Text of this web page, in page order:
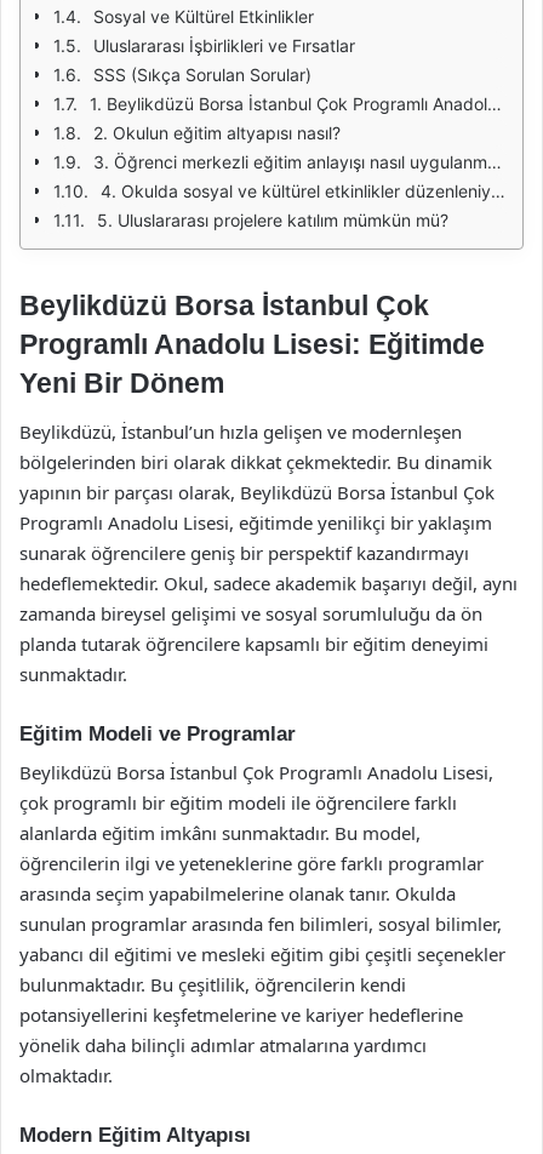
Sosyal ve Kültürel Etkinlikler
Uluslararası İşbirlikleri ve Fırsatlar
SSS (Sıkça Sorulan Sorular)
1. Beylikdüzü Borsa İstanbul Çok Programlı Anadolu Lisesi'nde hangi programlar bulunmaktadır?
2. Okulun eğitim altyapısı nasıl?
3. Öğrenci merkezli eğitim anlayışı nasıl uygulanmaktadır?
4. Okulda sosyal ve kültürel etkinlikler düzenleniyor mu?
5. Uluslararası projelere katılım mümkün mü?
Beylikdüzü Borsa İstanbul Çok
Programlı Anadolu Lisesi: Eğitimde
Yeni Bir Dönem
Beylikdüzü, İstanbul’un hızla gelişen ve modernleşen
bölgelerinden biri olarak dikkat çekmektedir. Bu dinamik
yapının bir parçası olarak, Beylikdüzü Borsa İstanbul Çok
Programlı Anadolu Lisesi, eğitimde yenilikçi bir yaklaşım
sunarak öğrencilere geniş bir perspektif kazandırmayı
hedeflemektedir. Okul, sadece akademik başarıyı değil, aynı
zamanda bireysel gelişimi ve sosyal sorumluluğu da ön
planda tutarak öğrencilere kapsamlı bir eğitim deneyimi
sunmaktadır.
Eğitim Modeli ve Programlar
Beylikdüzü Borsa İstanbul Çok Programlı Anadolu Lisesi,
çok programlı bir eğitim modeli ile öğrencilere farklı
alanlarda eğitim imkânı sunmaktadır. Bu model,
öğrencilerin ilgi ve yeteneklerine göre farklı programlar
arasında seçim yapabilmelerine olanak tanır. Okulda
sunulan programlar arasında fen bilimleri, sosyal bilimler,
yabancı dil eğitimi ve mesleki eğitim gibi çeşitli seçenekler
bulunmaktadır. Bu çeşitlilik, öğrencilerin kendi
potansiyellerini keşfetmelerine ve kariyer hedeflerine
yönelik daha bilinçli adımlar atmalarına yardımcı
olmaktadır.
Modern Eğitim Altyapısı